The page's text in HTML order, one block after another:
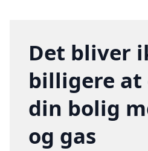
Det bliver
billigere at
din bolig
og gas